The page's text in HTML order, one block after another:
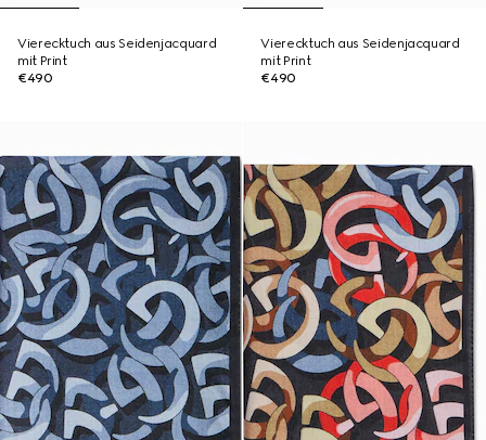
Vierecktuch aus Seidenjacquard
mit Print
€490
Vierecktuch aus Seidenjacquard
mit Print
€490